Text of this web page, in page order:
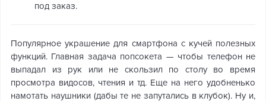
под заказ.
Популярное украшение для смартфона с кучей полезных
функций. Главная задача попсокета — чтобы телефон не
выпадал из рук или не скользил по столу во время
просмотра видосов, чтения и тд. Еще на него удобненько
намотать наушники (дабы те не запутались в клубок). Ну и,